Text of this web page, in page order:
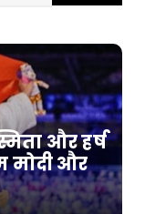
और हर्ष
मोदी और